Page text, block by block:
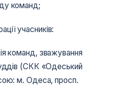
команд;
учасників:
команд, зважування
(СКК «Одеський
м. Одеса, просп.